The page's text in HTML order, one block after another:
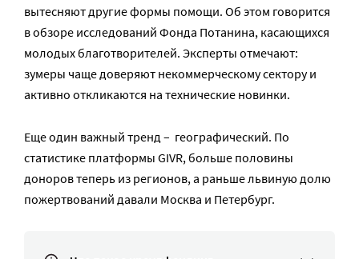
вытесняют другие формы помощи. Об этом говорится
в обзоре исследований Фонда Потанина, касающихся
молодых благотворителей. Эксперты отмечают:
зумеры чаще доверяют некоммерческому сектору и
активно откликаются на технические новинки.
Еще один важный тренд – географический. По
статистике платформы GIVR, больше половины
доноров теперь из регионов, а раньше львиную долю
пожертвований давали Москва и Петербург.